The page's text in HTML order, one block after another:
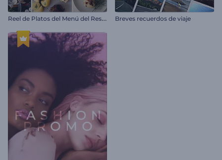
R
eel de Platos del Menú del Restaurante Breves recuerdos de viaje